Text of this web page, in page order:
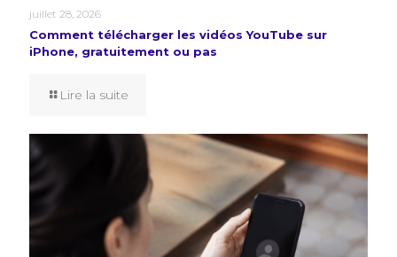
juillet 28, 2026
Comment télécharger les vidéos YouTube sur
iPhone, gratuitement ou pas
Lire la suite